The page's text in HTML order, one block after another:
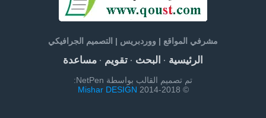
مشرفي المواقع | ووردبريس | التصميم الجرافيكي
الرئيسية· البحث· تقويم· مساعدة
تم تصميم القالب بواسطة NetPen:
© 2014-2018
Mishar DESIGN